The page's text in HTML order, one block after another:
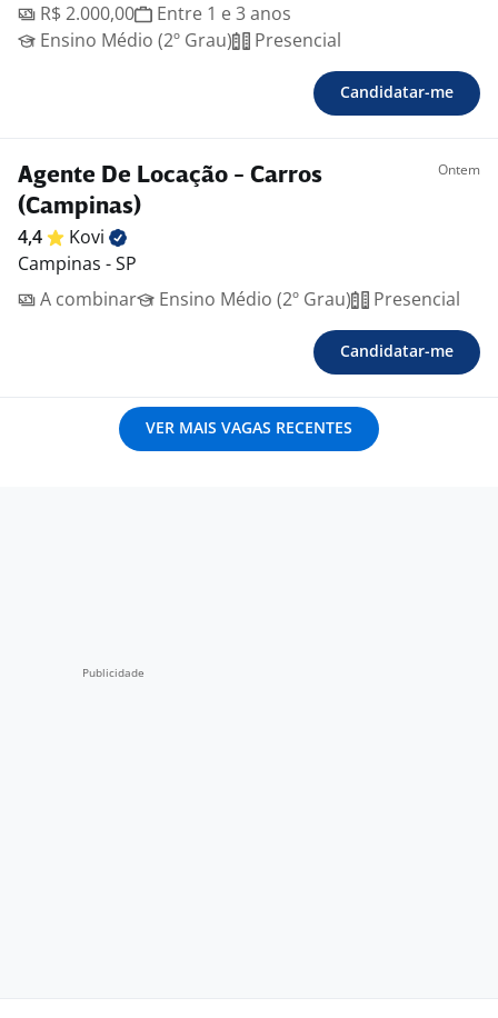
R$ 2.000,00
Entre 1 e 3 anos
Ensino Médio (2º Grau)
Presencial
Candidatar-me
Agente De Locação - Carros
(Campinas)
Ontem
4,4
Kovi
Campinas - SP
A combinar
Ensino Médio (2º Grau) Presencial
Candidatar-me
VER MAIS VAGAS RECENTES